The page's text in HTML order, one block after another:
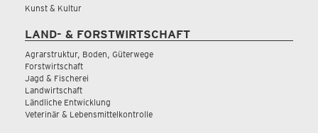
Kunst & Kultur
LAND- & FORSTWIRTSCHAFT
Agrarstruktur, Boden, Güterwege
Forstwirtschaft
Jagd & Fischerei
Landwirtschaft
Ländliche Entwicklung
Veterinär & Lebensmittelkontrolle